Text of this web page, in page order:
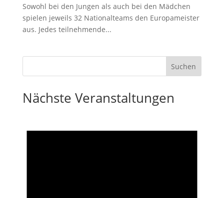
Sowohl bei den Jungen als auch bei den Mädchen
spielen jeweils 32 Nationalteams den Europameister
aus. Jedes teilnehmende...
Nächste Veranstaltungen